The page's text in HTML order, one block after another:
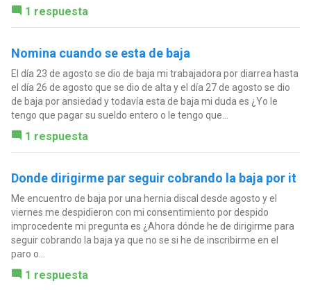
1 respuesta
Nomina cuando se esta de baja
El día 23 de agosto se dio de baja mi trabajadora por diarrea hasta
el día 26 de agosto que se dio de alta y el día 27 de agosto se dio
de baja por ansiedad y todavía esta de baja mi duda es ¿Yo le
tengo que pagar su sueldo entero o le tengo que...
1 respuesta
Donde dirigirme par seguir cobrando la baja por it
Me encuentro de baja por una hernia discal desde agosto y el
viernes me despidieron con mi consentimiento por despido
improcedente mi pregunta es ¿Ahora dónde he de dirigirme para
seguir cobrando la baja ya que no se si he de inscribirme en el
paro o...
1 respuesta